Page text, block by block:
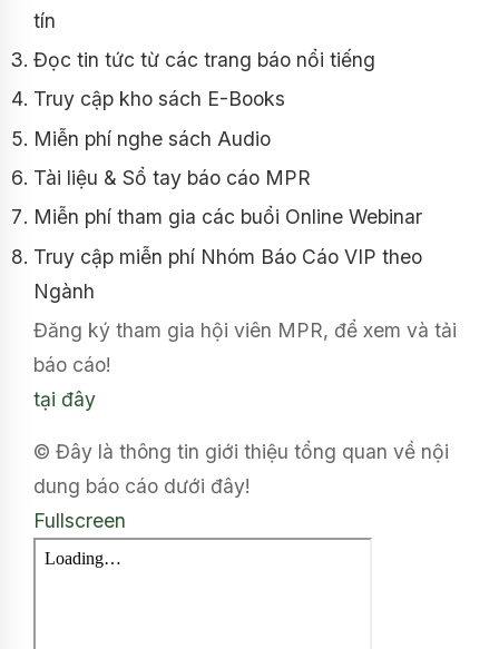
tín
Đọc tin tức từ các trang báo nổi tiếng
Truy cập kho sách E-Books
Miễn phí nghe sách Audio
Tài liệu & Sổ tay báo cáo MPR
Miễn phí tham gia các buổi Online Webinar
Truy cập miễn phí Nhóm Báo Cáo VIP theo
Ngành
Đăng ký tham gia hội viên MPR, để xem và tải
báo cáo!
tại đây
© Đây là thông tin giới thiệu tổng quan về nội
dung báo cáo dưới đây!
Fullscreen